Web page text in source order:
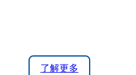
了解更多